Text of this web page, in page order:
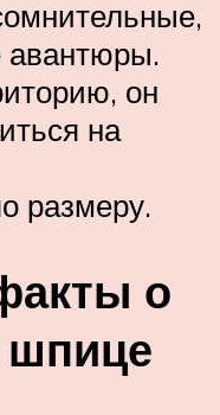
авантюры.
он
на
размеру.
о
шпице